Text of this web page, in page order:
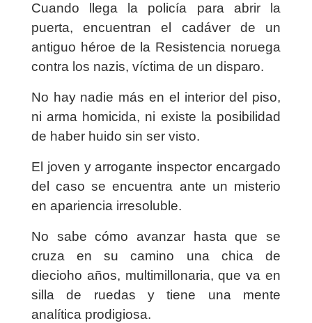
Cuando llega la policía para abrir la
puerta, encuentran el cadáver de un
antiguo héroe de la Resistencia noruega
contra los nazis, víctima de un disparo.
No hay nadie más en el interior del piso,
ni arma homicida, ni existe la posibilidad
de haber huido sin ser visto.
El joven y arrogante inspector encargado
del caso se encuentra ante un misterio
en apariencia irresoluble.
No sabe cómo avanzar hasta que se
cruza en su camino una chica de
diecioho años, multimillonaria, que va en
silla de ruedas y tiene una mente
analítica prodigiosa.